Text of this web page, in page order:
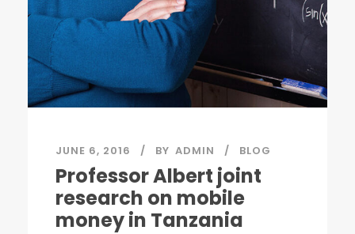
JUNE 6, 2016 BY ADMIN BLOG
Professor Albert joint
research on mobile
money in Tanzania